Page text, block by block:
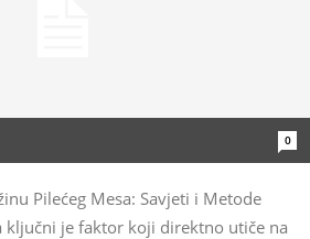
0
Pilećeg Mesa: Savjeti i Metode
ključni je faktor koji direktno utiče na